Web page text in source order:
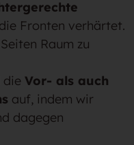
Fronten verhärtet.
Raum zu
die Vor- als auch
auf, indem wir
dagegen